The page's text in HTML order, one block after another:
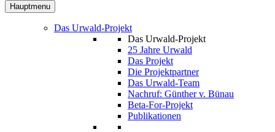
Hauptmenu
Das Urwald-Projekt
Das Urwald-Projekt
25 Jahre Urwald
Das Projekt
Die Projektpartner
Das Urwald-Team
Nachruf: Günther v. Bünau
Beta-For-Projekt
Publikationen